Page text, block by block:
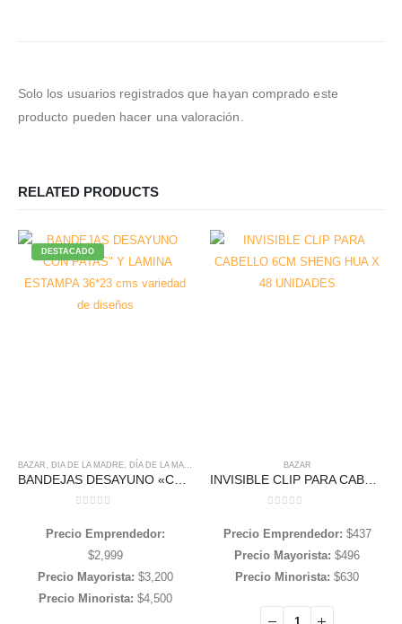
Solo los usuarios registrados que hayan comprado este
producto pueden hacer una valoración.
RELATED PRODUCTS
DESTACADO
BAZAR , DIA DE LA MADRE, DÍA DE LA MADRE 2025 FECHAS ESPECIALES
BANDEJAS DESAYUNO «CON PATAS» Y LAMINA ESTAMPA 36*23 cms variedad de diseños
Precio Emprendedor:
$2,999
Precio Mayorista: $3,200
Precio Minorista: $4,500
BAZAR
INVISIBLE CLIP PARA CABELLO 6CM SHENG HUA X 48 UNIDADES
Precio Emprendedor: $437
Precio Mayorista: $496
Precio Minorista: $630